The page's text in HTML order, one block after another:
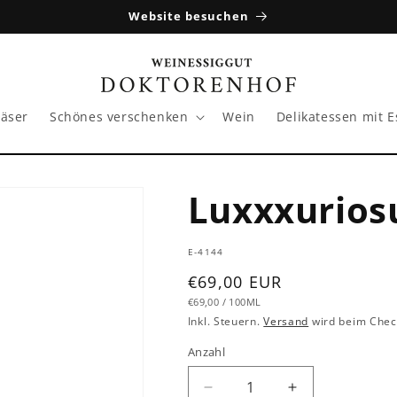
Website besuchen
Schönes verschenken Wein Delikatessen mit
SKU:
E-4144
Normaler
Preis
€69,00 EUR
GRUNDPREIS
€69,00 / PRO
100ML
Inkl. Steuern.Versand wird beim
Anzahl